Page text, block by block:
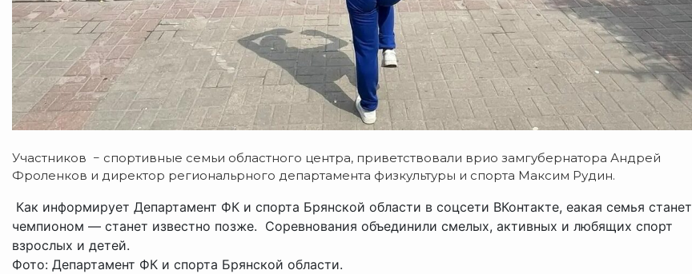
Участников − спортивные семьи областного центра, приветствовали врио замгубернатора Андрей
Фроленков и директор региональрного департамента физкультуры и спорта Максим Рудин.
Как информирует Департамент ФК и спорта Брянской области в соцсети ВКонтакте, еакая семья станет
чемпионом — станет известно позже. Соревнования объединили смелых, активных и любящих спорт
взрослых и детей.
Фото: Департамент ФК и спорта Брянской области.